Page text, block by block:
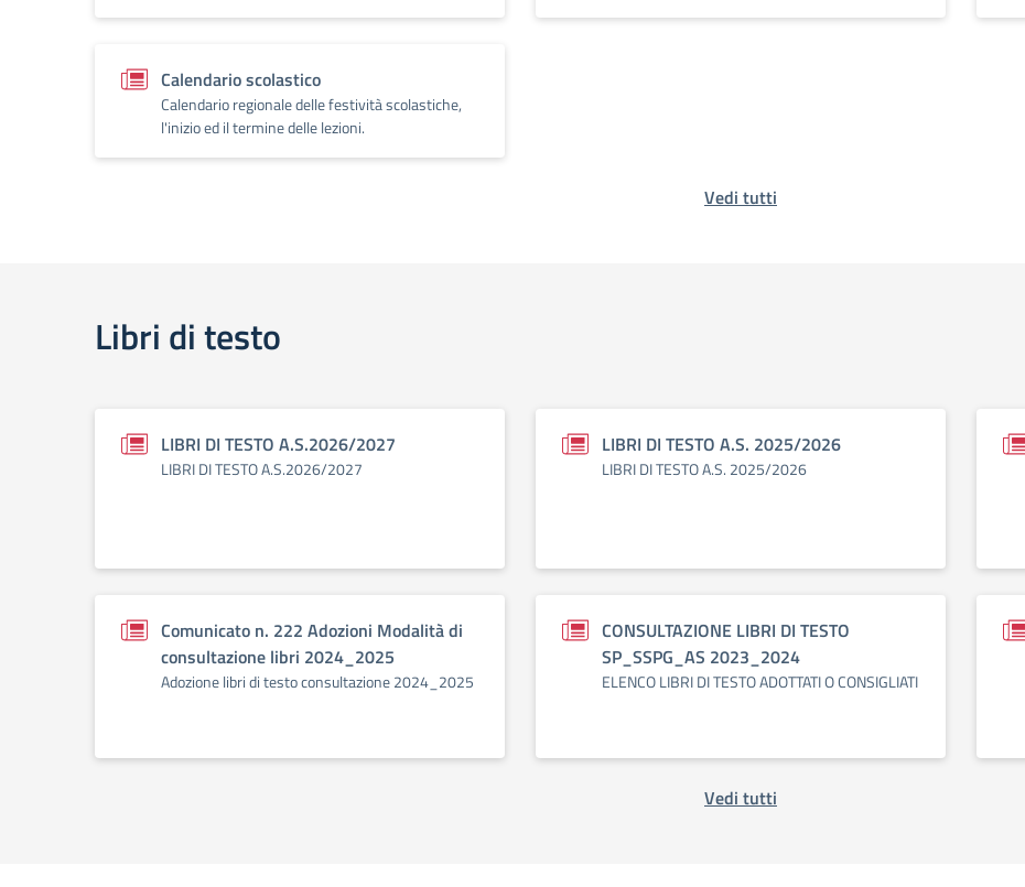
Calendario scolastico
Calendario regionale delle festività scolastiche,
l'inizio ed il termine delle lezioni.
Vedi tutti
Libri di testo
LIBRI DI TESTO A.S.2026/2027
LIBRI DI TESTO A.S.2026/2027
LIBRI DI TESTO A.S. 2025/2026
LIBRI DI TESTO A.S. 2025/2026
Comunicato n. 222 Adozioni Modalità di
consultazione libri 2024_2025
Adozione libri di testo consultazione 2024_2025
CONSULTAZIONE LIBRI DI TESTO
SP_SSPG_AS 2023_2024
ELENCO LIBRI DI TESTO ADOTTATI O CONSIGLIATI
Vedi tutti